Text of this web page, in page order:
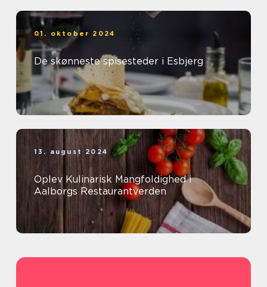
01. oktober 2024
De skønneste spisesteder i Esbjerg
13. august 2024
Oplev Kulinarisk Mangfoldighed i
Aalborgs Restaurantverden